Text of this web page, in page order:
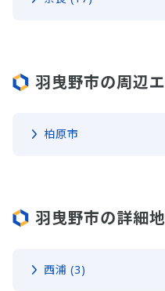
羽曳野市の周辺
柏原市
羽曳野市の詳細
西浦 (3)